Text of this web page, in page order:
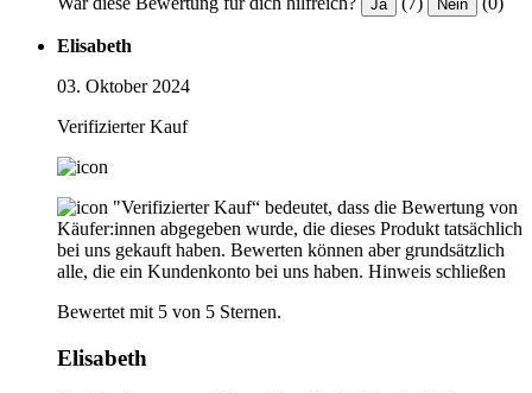
Ja Nein
Elisabeth
03. Oktober 2024
Verifizierter Kauf
"Verifizierter Kauf“ bedeutet, dass die Bewertung von
Käufer:innen abgegeben wurde, die dieses Produkt tatsächlich
bei uns gekauft haben. Bewerten können aber grundsätzlich
alle, die ein Kundenkonto bei uns haben. Hinweis schließen
Bewertet mit 5 von 5 Sternen.
Elisabeth